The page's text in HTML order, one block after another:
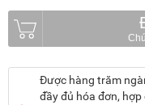
Được hàng trăm
đầy đủ hóa đơn,